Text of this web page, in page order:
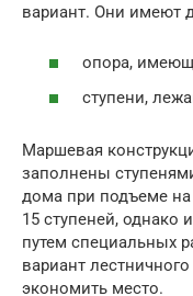
вариант. Они имеют
опора,
ступени,
Маршевая
заполнены
дома при подъеме на
15 ступеней, однако
путем специальных
вариант
экономить место.